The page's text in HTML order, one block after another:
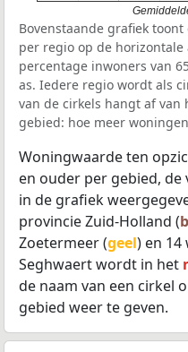
Bovenstaande grafiek
per regio op de horizontale
percentage inwoners van
as. Iedere regio wordt als
van de cirkels hangt af
gebied: hoe meer
Woningwaarde ten
en ouder per gebied,
in de grafiek
provincie Zuid-Holland (
Zoetermeer (geel) en 14
Seghwaert wordt in het
de naam van een cirkel
gebied weer te geven.